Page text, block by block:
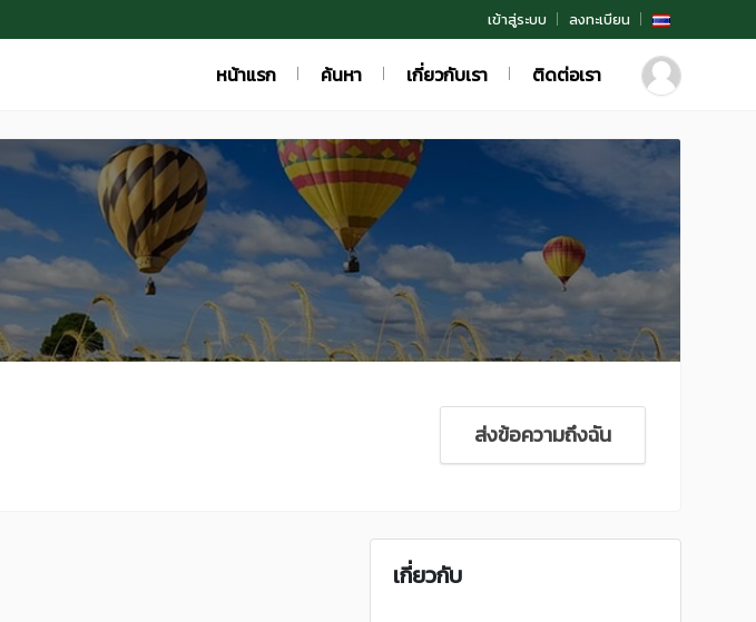
เข้าสู่ระบบ ลงทะเบียน
หน้าแรก ค้นหา เกี่ยวกับเรา ติดต่อเรา
ส่งข้อความถึงฉัน
เกี่ยวกับ